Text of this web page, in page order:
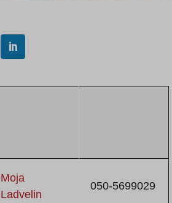
Moja
Ladvelin
050-5699029